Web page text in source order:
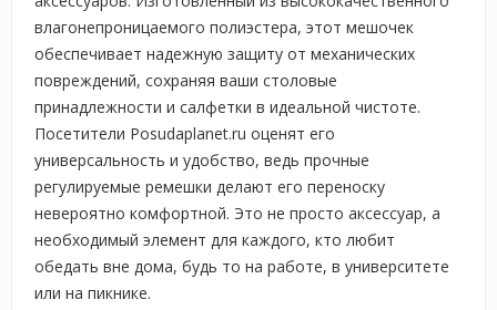
влагонепроницаемого полиэстера, этот мешочек
обеспечивает надежную защиту от механических
повреждений, сохраняя ваши столовые
принадлежности и салфетки в идеальной чистоте.
Посетители Posudaplanet.ru оценят его
универсальность и удобство, ведь прочные
регулируемые ремешки делают его переноску
невероятно комфортной. Это не просто аксессуар, а
необходимый элемент для каждого, кто любит
обедать вне дома, будь то на работе, в университете
или на пикнике.